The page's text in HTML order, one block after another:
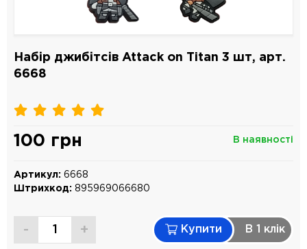
Набір джибітсів Attack on Titan 3 шт, арт.
6668
В наявності
100 грн
Артикул: 6668
Штрихкод: 895969066680
- + Купити В 1 клiк